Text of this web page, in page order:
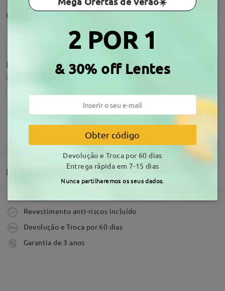
Comentários de clientes(376)
Everything went perfect !
by
RaquelonJun 3 , 2026
Comentários
Escrever um Comentário
MOSTRAR MAIS
Entrega
Comprar
tempo de processamento
Revestimento anti-riscos incluído
Devolução e Troca por 60 dias
Garantia de 3 anos
2 POR 1
& 30% off Lentes
Obter código
Devolução e Troca por 60 dias
Entrega rápida em 7-15 dias
Nunca partilharemos os seus dados.